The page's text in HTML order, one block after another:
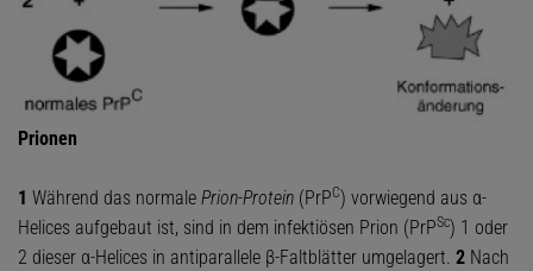
Prionen
1 Während das normale Prion-Protein (PrPC) vorwiegend aus α-
Helices aufgebaut ist, sind in dem infektiösen Prion (PrPSc) 1 oder
2 dieser α-Helices in antiparallele β-Faltblätter umgelagert. 2 Nach